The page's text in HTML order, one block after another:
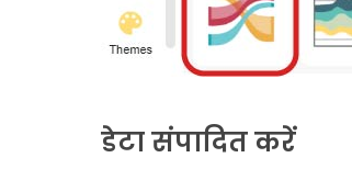
डेटा संपादित करें